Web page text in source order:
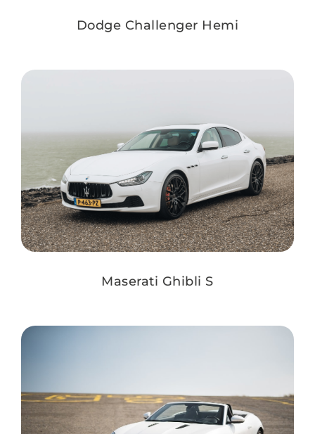
Dodge Challenger Hemi
Maserati Ghibli S